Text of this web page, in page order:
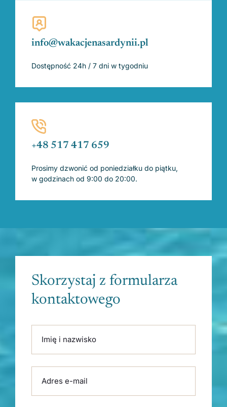
info@wakacjenasardynii.pl
Dostępność 24h / 7 dni w tygodniu
+48 517 417 659
Prosimy dzwonić od poniedziałku do piątku,
w godzinach od 9:00 do 20:00.
Skorzystaj z formularza
kontaktowego
Imię i nazwisko
Adres e-mail